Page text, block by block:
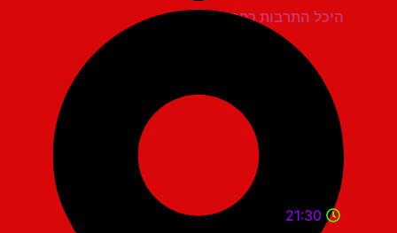
היכל התרבות כפר סבא
21:30